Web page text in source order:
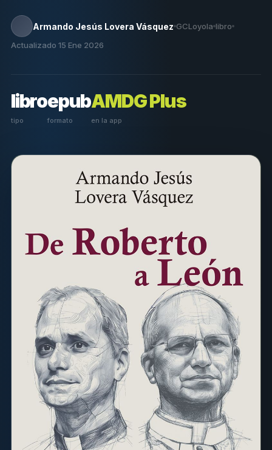
Armando Jesús Lovera Vásquez GCLoyola libro
Actualizado 15 Ene 2026
libro
tipo
epub
formato
AMDG Plus
en la app